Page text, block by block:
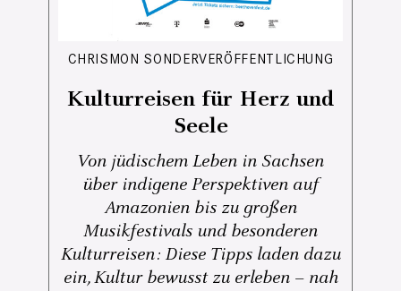
CHRISMON SONDERVERÖFFENTLICHUNG
Kulturreisen für Herz und
Seele
Von jüdischem Leben in Sachsen
über indigene Perspektiven auf
Amazonien bis zu großen
Musikfestivals und besonderen
Kulturreisen: Diese Tipps laden dazu
ein, Kultur bewusst zu erleben – nah